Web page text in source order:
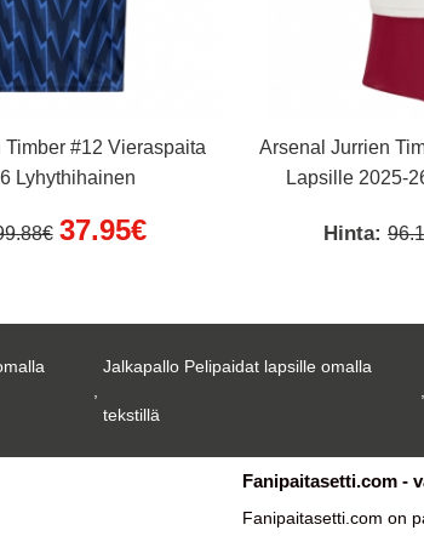
#12 Vieraspaita
Lyhythihainen
37.95€
Arsenal Jurrien
Lapsille 2025-
Hinta:
,
Jalkapallo Pelipaidat lapsille omalla
tekstillä
,
Fanipaitasetti.com -
Fanipaitasetti.com on